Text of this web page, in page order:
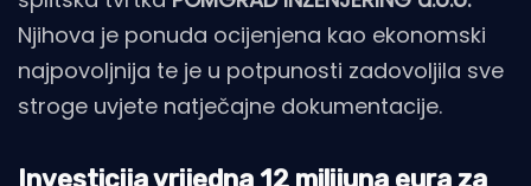
Njihova je ponuda ocijenjena kao ekonomski
najpovoljnija te je u potpunosti zadovoljila sve
stroge uvjete natječajne dokumentacije.
Investicija vrijedna 12 milijuna eura za